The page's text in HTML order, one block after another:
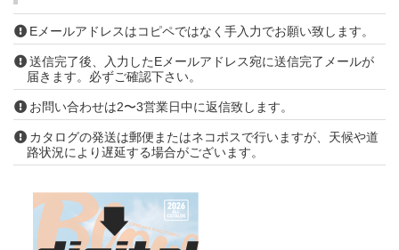
Eメールアドレスはコピペではなく手入力でお願い致します。
送信完了後、入力したEメールアドレス宛に送信完了メールが
届きます。必ずご確認下さい。
お問い合わせは2〜3営業日中に返信致します。
カタログの発送は郵便またはネコポスで行いますが、天候や道
路状況により遅延する場合がございます。